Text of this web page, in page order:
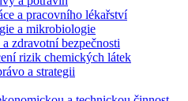
a pracovního lékařství
a mikrobiologie
zdravotní bezpečnosti
rizik chemických látek
a strategii